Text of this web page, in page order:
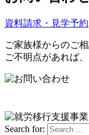
資料請求・見学予約
ご家族様からのご
ご不明点があれば
Search for: